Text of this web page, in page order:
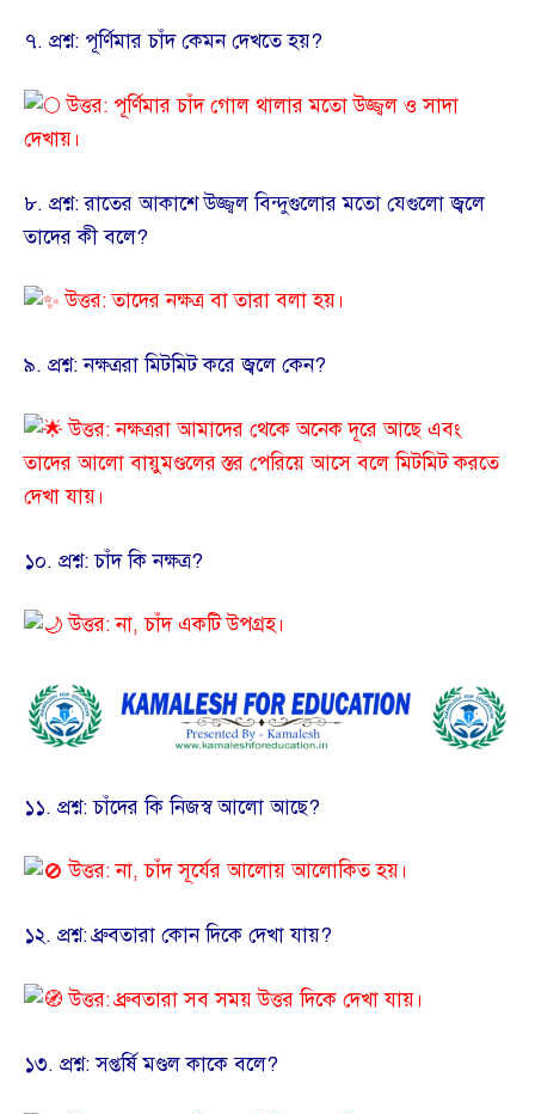
​৭. প্রশ্ন: পূর্ণিমার চাঁদ কেমন দেখতে হয়?
উত্তর: পূর্ণিমার চাঁদ গোল থালার মতো উজ্জ্বল ও সাদা
দেখায়।
​৮. প্রশ্ন: রাতের আকাশে উজ্জ্বল বিন্দুগুলোর মতো যেগুলো জ্বলে
তাদের কী বলে?
উত্তর: তাদের নক্ষত্র বা তারা বলা হয়।
​৯. প্রশ্ন: নক্ষত্ররা মিটমিট করে জ্বলে কেন?
উত্তর: নক্ষত্ররা আমাদের থেকে অনেক দূরে আছে এবং
তাদের আলো বায়ুমণ্ডলের স্তর পেরিয়ে আসে বলে মিটমিট করতে
দেখা যায়।
​১০. প্রশ্ন: চাঁদ কি নক্ষত্র?
উত্তর: না, চাঁদ একটি উপগ্রহ।
​১১. প্রশ্ন: চাঁদের কি নিজস্ব আলো আছে?
উত্তর: না, চাঁদ সূর্যের আলোয় আলোকিত হয়।
​১২. প্রশ্ন: ধ্রুবতারা কোন দিকে দেখা যায়?
উত্তর: ধ্রুবতারা সব সময় উত্তর দিকে দেখা যায়।
​১৩. প্রশ্ন: সপ্তর্ষি মণ্ডল কাকে বলে?